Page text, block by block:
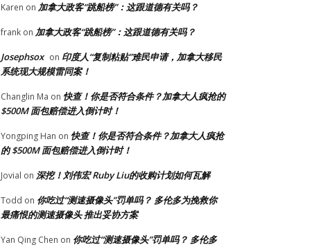
Karen on 加拿大政客“跳船榜”：这跟道德有关吗？
frank on 加拿大政客“跳船榜”：这跟道德有关吗？
Josephsox on 印度人“复制粘贴”难民申请，加拿大移民
系统现大规模雷同案！
Changlin Ma on 快查！你是否符合条件？加拿大人疯抢的
$500M 面包赔偿进入倒计时！
Yongping Han on 快查！你是否符合条件？加拿大人疯抢
的 $500M 面包赔偿进入倒计时！
Jovial on 深挖！刘伟宏 Ruby Liu的收购计划如何瓦解
Todd on 你吃过“测速摄像头”罚单吗？ 多伦多为挽救你
最痛恨的测速摄像头 推出妥协方案
Yan Qing Chen on 你吃过“测速摄像头”罚单吗？ 多伦多